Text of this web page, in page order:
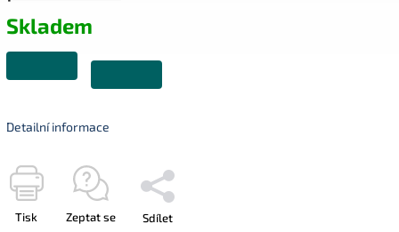
Skladem
Detailní informace
Tisk Zeptat se Sdílet